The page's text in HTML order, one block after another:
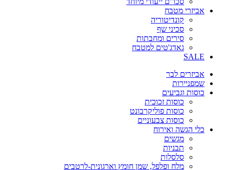
אביזרי מטבח
קונדיטוריה
סכיני שף
סירים ומחבתות
גאדג'טים למטבח
SALE
אביזרים לבר
שמפניירות
כוסות וגביעים
כוסות זכוכית
כוסות פוליקרבונט
כוסות צבעוניים
כלי הגשה ואירוח
מגשים
תבניות
סלסלות
מלח ופלפל, שמן חומץ וארגונית-לרטבים